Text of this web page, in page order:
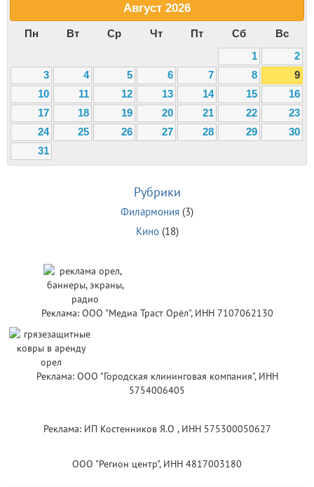
Август 2026
Пн Вт Ср Чт Пт Сб
Вс
1
2
3
4 5 6 7 8
9
10
11 12 13 14 15
16
17
18 19 20 21 22
23
24
25 26 27 28 29
30
31
Рубрики
Филармония (3)
Кино(18)
Реклама: ООО "Медиа Траст Орёл", ИНН 7107062130
Реклама: ООО "Городская клининговая компания", ИНН
5754006405
Реклама: ИП Костенников Я.О , ИНН 575300050627
ООО "Регион центр", ИНН 4817003180